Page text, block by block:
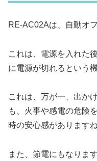
RE-AC02Aは、自動オ
これは、電源を入れた
に電源が切れるという機
これは、万が一、出か
も、火事や感電の危険
時の安心感がありますね
また、節電にもなりま